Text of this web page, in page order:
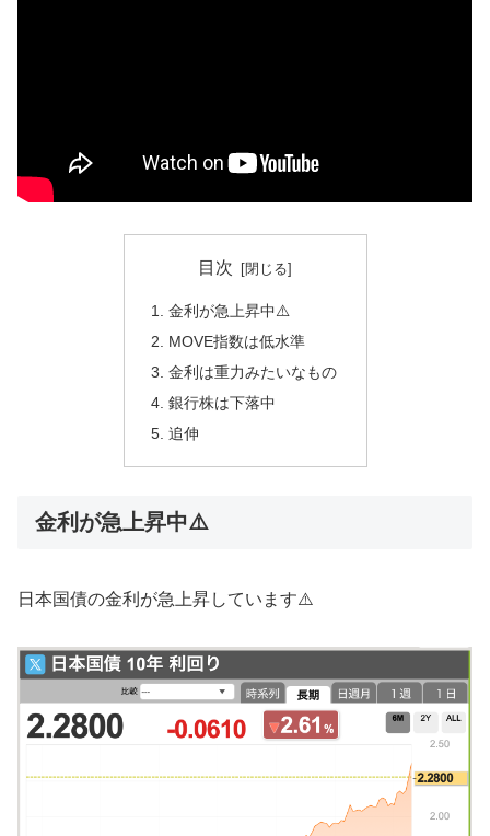
目次
金利が急上昇中⚠️
MOVE指数は低水準
金利は重力みたいなもの
銀行株は下落中
追伸
金利が急上昇中⚠️
日本国債の金利が急上昇しています⚠️